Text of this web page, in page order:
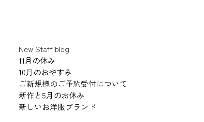
New Staff blog
11月の休み
10月のおやすみ
ご新規様のご予約受付について
新作と5月のお休み
新しいお洋服ブランド